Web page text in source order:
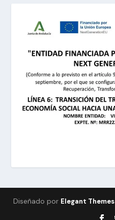
Diseñado por Elegant Themes